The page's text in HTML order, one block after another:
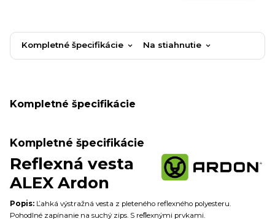
Kompletné špecifikácie Na stiahnutie
Kompletné špecifikácie
Kompletné špecifikácie
Reflexná vesta
ALEX Ardon
Popis: Ľahká výstražná vesta z pleteného reflexného polyesteru.
Pohodlné zapínanie na suchý zips. S reﬂexnými prvkami.